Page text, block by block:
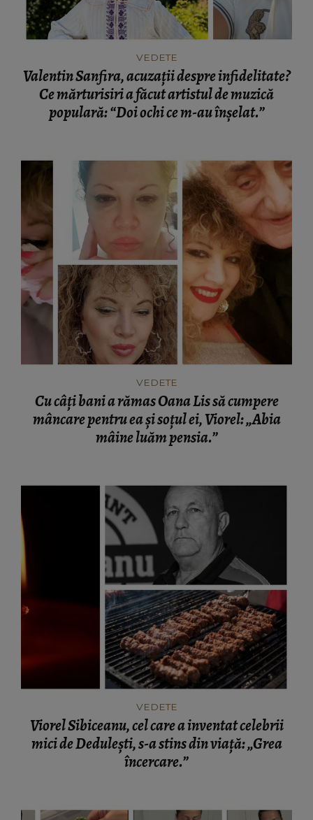
VEDETE
Valentin Sanfira, acuzații despre infidelitate?
Ce mărturisiri a făcut artistul de muzică
populară: “Doi ochi ce m-au înșelat.”
VEDETE
Cu câți bani a rămas Oana Lis să cumpere
mâncare pentru ea și soțul ei, Viorel: „Abia
mâine luăm pensia.”
VEDETE
Viorel Sibiceanu, cel care a inventat celebrii
mici de Dedulești, s-a stins din viață: „Grea
încercare.”